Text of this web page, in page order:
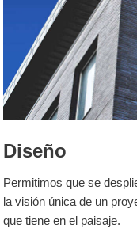
Diseño
Permitimos que se
la visión única de un
que tiene en el paisaje.